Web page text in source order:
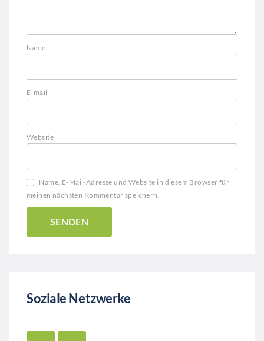
Name
E-mail
Website
Name, E-Mail-Adresse und Website in diesem Browser für
meinen nächsten Kommentar speichern.
Soziale Netzwerke